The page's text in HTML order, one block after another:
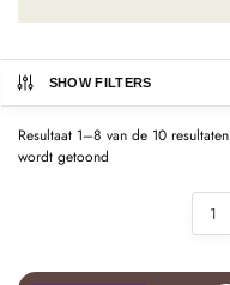
SHOW FILTERS
Resultaat 1–8 van de 10 resultaten
wordt getoond
1